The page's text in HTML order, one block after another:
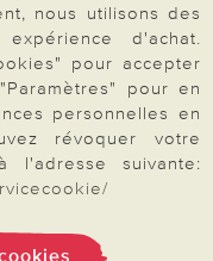
nous utilisons des
d'achat.
pour accepter
pour en
personnelles en
révoquer votre
l'adresse suivante: